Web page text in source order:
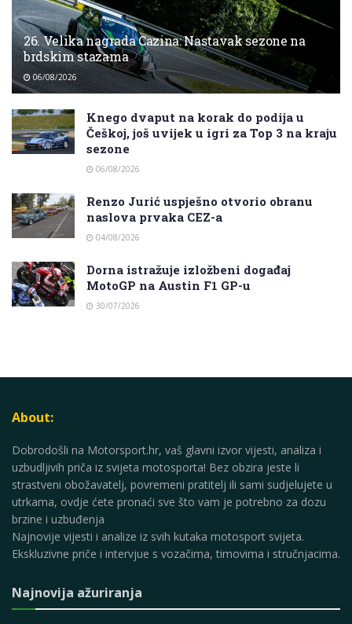
26. Velika nagrada Cazina: Nastavak sezone na
brdskim stazama
06/08/2026
Knego dvaput na korak do podija u
Češkoj, još uvijek u igri za Top 3 na kraju
sezone
06/08/2026
Renzo Jurić uspješno otvorio obranu
naslova prvaka CEZ-a
04/08/2026
Dorna istražuje izložbeni događaj
MotoGP na Austin F1 GP-u
30/07/2026
About:
Dobrodošli na Motorsport.hr, vaš glavni izvor vijesti, analiza i
uzbudljivih priča iz svijeta motosporta! Bez obzira jeste li
strastveni obožavatelj, povremeni pratitelj ili sami sudjelujete u
utrkama, ovdje ćete pronaći sve što vam je potrebno za dozu
brzine i uzbuđenja
Najnovije vijesti i analize iz svih kutaka motosport svijeta.
Ekskluzivne priče i intervjue s vozačima, timovima i stručnjacima.
Najnovija ažuriranja